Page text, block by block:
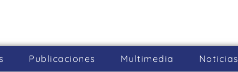
Publicaciones Multimedia Noticias